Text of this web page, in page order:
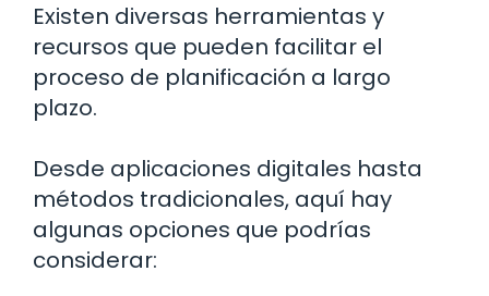
Existen diversas herramientas y
recursos que pueden facilitar el
proceso de planificación a largo
plazo.
Desde aplicaciones digitales hasta
métodos tradicionales, aquí hay
algunas opciones que podrías
considerar: